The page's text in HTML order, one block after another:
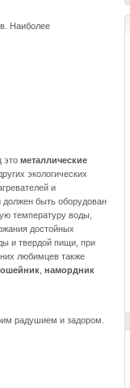
Наиболее
это металлические
экологических
и
должен быть оборудован
температуру воды,
достойных
и твердой пищи, при
любимцев также
ошейник намордник
радушием и задором.